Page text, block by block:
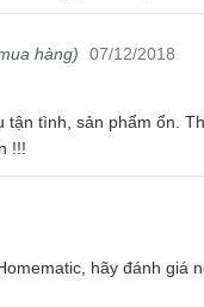
hàng) 07/12/2018
tận tình, sản phẩm ổn.
!!!
hãy đánh giá